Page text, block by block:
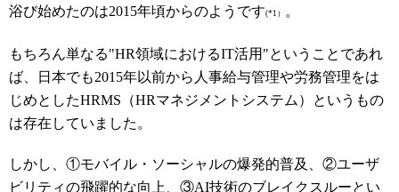
浴び始めたのは2015年頃からのようです(*1） 。
もちろん単なる"HR領域におけるIT活用"ということであれ
ば、日本でも2015年以前から人事給与管理や労務管理をは
じめとしたHRMS（HRマネジメントシステム）というもの
は存在していました。
しかし、①モバイル・ソーシャルの爆発的普及、②ユーザ
ビリティの飛躍的な向上、③AI技術のブレイクスルーとい